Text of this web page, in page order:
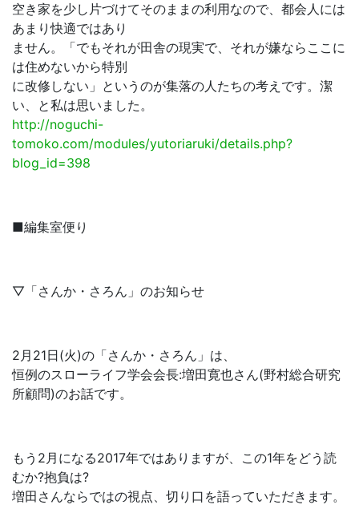
空き家を少し片づけてそのままの利用なので、都会人には
あまり快適ではあり
ません。「でもそれが田舎の現実で、それが嫌ならここに
は住めないから特別
に改修しない」というのが集落の人たちの考えです。潔
い、と私は思いました。
http://noguchi-
tomoko.com/modules/yutoriaruki/details.php?
blog_id=398
■編集室便り
▽「さんか・さろん」のお知らせ
2月21日(火)の「さんか・さろん」は、
恒例のスローライフ学会会長:増田寛也さん(野村総合研究
所顧問)のお話です。
もう2月になる2017年ではありますが、この1年をどう読
むか?抱負は?
増田さんならではの視点、切り口を語っていただきます。